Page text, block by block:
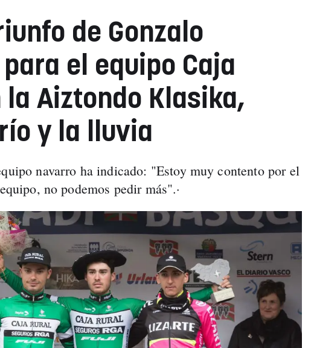
de Gonzalo
el equipo Caja
la Aiztondo Klasika,
y la lluvia
navarro ha indicado: "Estoy muy contento por el
no podemos pedir más".·